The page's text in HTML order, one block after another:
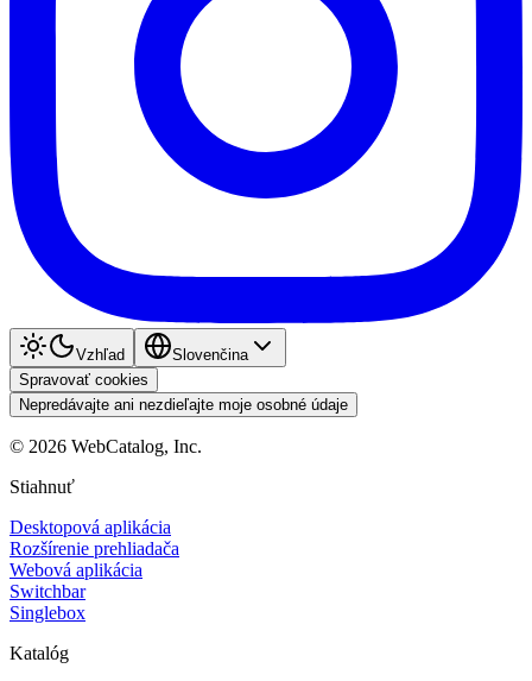
Vzhľad
Slovenčina
Spravovať cookies
Nepredávajte ani nezdieľajte moje osobné údaje
© 2026 WebCatalog, Inc.
Stiahnuť
Desktopová aplikácia
Rozšírenie prehliadača
Webová aplikácia
Switchbar
Singlebox
Katalóg